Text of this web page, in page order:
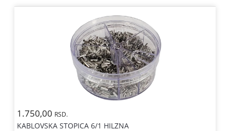
1.750,00 RSD.
KABLOVSKA STOPICA 6/1 HILZNA